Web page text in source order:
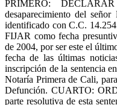
PRIMERO:
desaparecimiento del
identificado con C.C.
FIJAR como fecha
de 2004, por ser este el
fecha de las últimas
inscripción de la sentencia
Notaría Primera de Cali,
Defunción. CUARTO:
parte resolutiva de esta